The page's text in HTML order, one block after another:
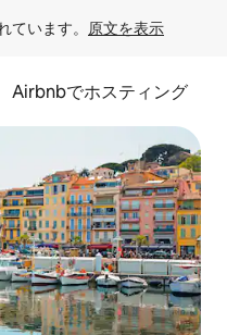
ています。 原文を表示
Airbnbでホスティング